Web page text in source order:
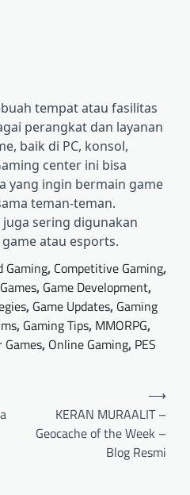
tempat atau fasilitas
perangkat dan layanan
baik di PC, konsol,
center ini bisa
yang ingin bermain game
teman-teman.
sering digunakan
atau esports.
Gaming, Competitive Gaming,
, Game Development,
, Game Updates, Gaming
, Gaming Tips, MMORPG,
, Online Gaming, PES
KERAN MURAALIT –
Geocache of the Week –
Blog Resmi
⟶